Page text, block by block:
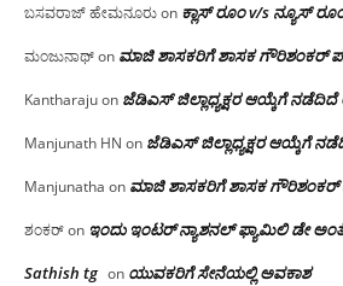
ಬಸವರಾಜ್ ಹೇಮನೂರುon ಕ್ಲಾಸ್ ರೂಂ v/s ನ್ಯೂಸ್
ಮಂಜುನಾಥ್on ಮಾಜಿ ಶಾಸಕರಿಗೆ ಶಾಸಕ ಗೌರಿಶಂಕರ್
Kantharajuon ಜೆಡಿಎಸ್ ಜಿಲ್ಲಾಧ್ಯಕ್ಷರ ಆಯ್ಕೆಗೆ ನಡೆದಿದೆ
Manjunath HN on ಜೆಡಿಎಸ್ ಜಿಲ್ಲಾಧ್ಯಕ್ಷರ ಆಯ್ಕೆಗೆ
Manjunatha on ಮಾಜಿ ಶಾಸಕರಿಗೆ ಶಾಸಕ ಗೌರಿಶಂಕರ್
ಶಂಕರ್on ಇಂದು ಇಂಟರ್ ನ್ಯಾಶನಲ್ ಫ್ಯಾಮಿಲಿ ಡೇ
Sathish tg on ಯುವಕರಿಗೆ ಸೇನೆಯಲ್ಲಿ ಅವಕಾಶ